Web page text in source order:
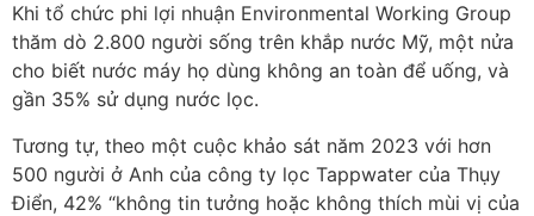
Khi tổ chức phi lợi nhuận Environmental Working Group
thăm dò 2.800 người sống trên khắp nước Mỹ, một nửa
cho biết nước máy họ dùng không an toàn để uống, và
gần 35% sử dụng nước lọc.
Tương tự, theo một cuộc khảo sát năm 2023 với hơn
500 người ở Anh của công ty lọc Tappwater của Thụy
Điển, 42% “không tin tưởng hoặc không thích mùi vị của